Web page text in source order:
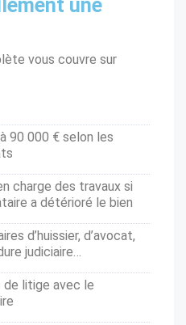
une
vous couvre sur
90 000 € selon les
charge des travaux si
a détérioré le bien
d’huissier, d’avocat,
judiciaire…
de litige avec le